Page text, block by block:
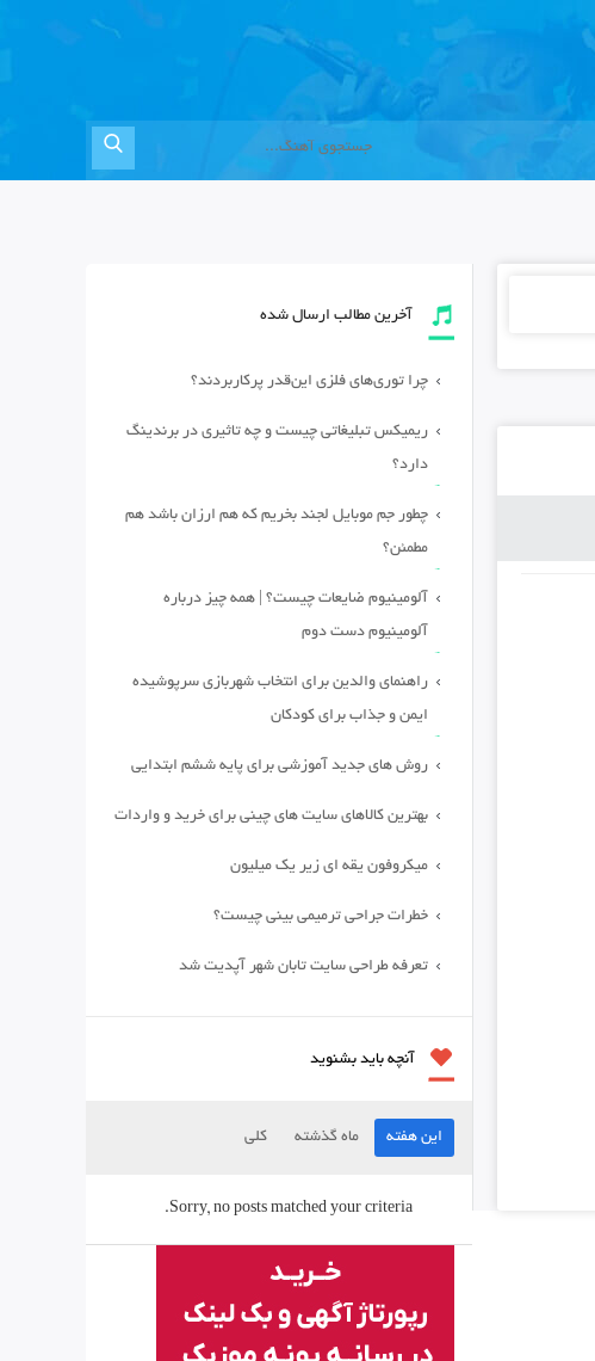
آخرین مطالب ارسال شده
چرا توری‌های فلزی این‌قدر پرکاربردند؟
ریمیکس تبلیغاتی چیست و چه تاثیری در برندینگ
دارد؟
چطور جم موبایل لجند بخریم که هم ارزان باشد هم
مطمئن؟
آلومینیوم ضایعات چیست؟ | همه چیز درباره
آلومینیوم دست دوم
راهنمای والدین برای انتخاب شهربازی سرپوشیده
ایمن و جذاب برای کودکان
روش های جدید آموزشی برای پایه ششم ابتدایی
بهترین کالاهای سایت های چینی برای خرید و واردات
میکروفون یقه ای زیر یک میلیون
خطرات جراحی ترمیمی بینی چیست؟
تعرفه طراحی سایت تابان شهر آپدیت شد
آنچه باید بشنوید
این هفته ماه گذشته کلی
Sorry, no posts matched your criteria.